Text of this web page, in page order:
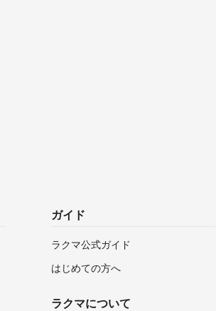
ガイド
ラクマ公式ガイド
はじめての方へ
ラクマについて